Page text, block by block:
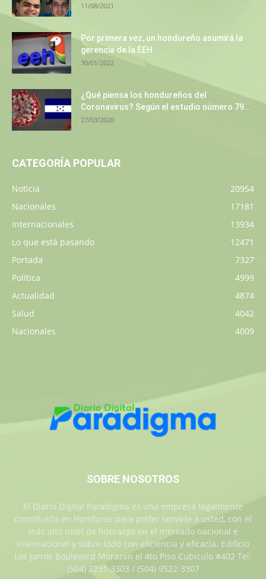
11/08/2021
Por primera vez, un hondureño asumirá la
gerencia de la EEH
30/01/2022
¿Qué piensa los hondureños del
Coronavirus? Según el estudio número 79...
27/03/2020
CATEGORÍA POPULAR
Noticia
20954
Nacionales
17181
Internacionales
13934
Lo que está pasando
12471
Portada
7327
Política
4999
Actualidad
4874
Salud
4042
Nacionales
4009
SOBRE NOSOTROS
El Diario Digital Paradigma es una empresa legalmente
constituida en Honduras para poder servirle a usted, con el
más alto nivel de liderazgo en el mercado nacional e
internacional y sobre todo con eficiencia y eficacia. Edificio
Los Jarros Boulevard Morazan el 4to Piso Cubiculo #402 Tel:
(504) 2231-3303 / (504) 9522-3307